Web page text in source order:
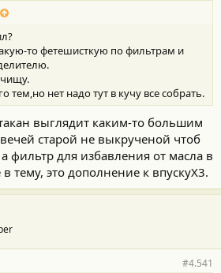
то фетешисткую по фильтрам и
тем,но нет надо тут в кучу все собрать.
выглядит каким-то большим
старой не выкрученой чтоб
фильтр для избавления от масла в
в тему, это дополнение к впускуХ3.
#4.541